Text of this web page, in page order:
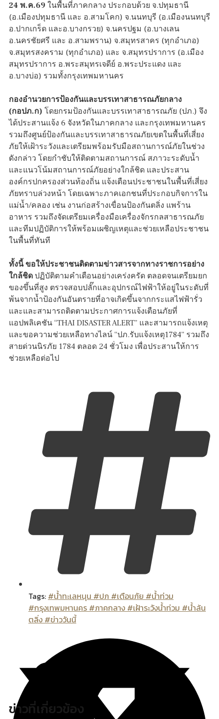
24 พ.ค.69 ในพื้นที่ภาคกลาง ประกอบด้วย จ.ปทุมธานี
(อ.เมืองปทุมธานี และ อ.สามโคก) จ.นนทบุรี (อ.เมืองนนทบุรี
อ.ปากเกร็ด และอ.บางกรวย) จ.นครปฐม (อ.บางเลน
อ.นครชัยศรี และ อ.สามพราน) จ.สมุทรสาคร (ทุกอำเภอ)
จ.สมุทรสงคราม (ทุกอำเภอ) และ จ.สมุทรปราการ (อ.เมือง
สมุทรปราการ อ.พระสมุทรเจดีย์ อ.พระประแดง และ
อ.บางบ่อ) รวมทั้งกรุงเทพมหานคร
กองอำนวยการป้องกันและบรรเทาสาธารณภัยกลาง
(กอปภ.ก) โดยกรมป้องกันและบรรเทาสาธารณภัย (ปภ.) จึง
ได้ประสานแจ้ง 6 จังหวัดในภาคกลาง และกรุงเทพมหานคร
รวมถึงศูนย์ป้องกันและบรรเทาสาธารณภัยเขตในพื้นที่เสี่ยง
ภัยให้เฝ้าระวังและเตรียมพร้อมรับมือสถานการณ์ภัยในช่วง
ดังกล่าว โดยกำชับให้ติดตามสถานการณ์ สภาวะระดับน้ำ
และแนวโน้มสถานการณ์ภัยอย่างใกล้ชิด และประสาน
องค์กรปกครองส่วนท้องถิ่น แจ้งเตือนประชาชนในพื้นที่เสี่ยง
ภัยทราบล่วงหน้า โดยเฉพาะภาคเอกชนที่ประกอบกิจการใน
แม่น้ำ/คลอง เช่น งานก่อสร้างเขื่อนป้องกันตลิ่ง แพร้าน
อาหาร รวมถึงจัดเตรียมเครื่องมือเครื่องจักรกลสาธารณภัย
และทีมปฏิบัติการให้พร้อมเผชิญเหตุและช่วยเหลือประชาชน
ในพื้นที่ทันที
ทั้งนี้ ขอให้ประชาชนติดตามข่าวสารจากทางราชการอย่าง
ใกล้ชิด ปฏิบัติตามคำเตือนอย่างเคร่งครัด ตลอดจนเตรียมยก
ของขึ้นที่สูง ตรวจสอบปลั๊กและอุปกรณ์ไฟฟ้าให้อยู่ในระดับที่
พ้นจากน้ำป้องกันอันตรายที่อาจเกิดขึ้นจากกระแสไฟฟ้ารั่ว
และและสามารถติดตามประกาศการแจ้งเตือนภัยที่
แอปพลิเคชัน “THAI DISASTER ALERT” และสามารถแจ้งเหตุ
และขอความช่วยเหลือทางไลน์ “ปภ.รับแจ้งเหตุ1784” รวมถึง
สายด่วนนิรภัย 1784 ตลอด 24 ชั่วโมง เพื่อประสานให้การ
ช่วยเหลือต่อไป
Tags: #น้ำทะเลหนุน #ปภ #เตือนภัย #น้ำท่วม
#กรุงเทพมหานคร #ภาคกลาง #เฝ้าระวังน้ำท่วม #น้ำล้น
ตลิ่ง #ข่าววันนี้
ข่าวที่เกี่ยวข้อง